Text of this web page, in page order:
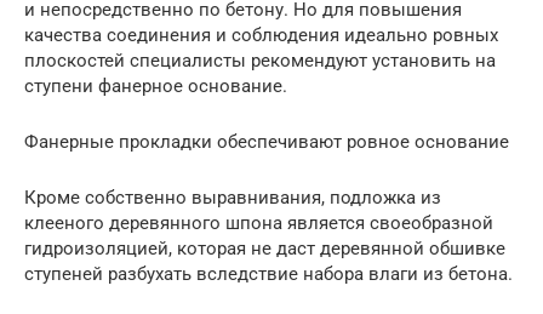
и непосредственно по бетону. Но для повышения
качества соединения и соблюдения идеально ровных
плоскостей специалисты рекомендуют установить на
ступени фанерное основание.
Фанерные прокладки обеспечивают ровное основание
Кроме собственно выравнивания, подложка из
клееного деревянного шпона является своеобразной
гидроизоляцией, которая не даст деревянной обшивке
ступеней разбухать вследствие набора влаги из бетона.